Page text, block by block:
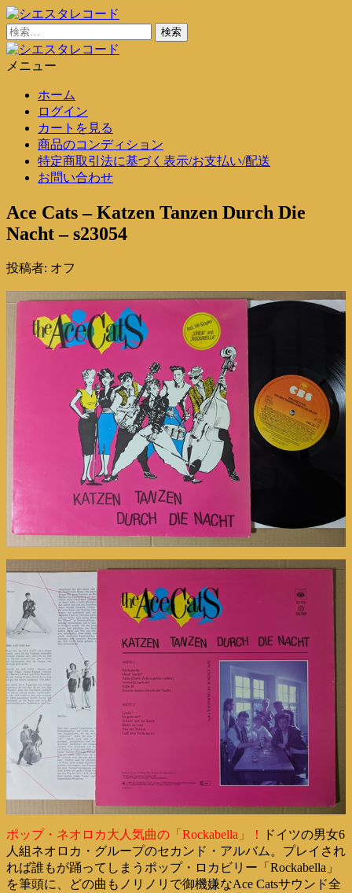
コ
ン
テ
ン
シエスタレコード
中古レコード通販
検
索:
メニュー
ホーム
ログイン
カートを見る
商品のコンディション
特定商取引法に基づく表示/お支払い/配送
お問い合わせ
Ace Cats – Katzen Tanzen Durch Die
Nacht – s23054
投稿者: オフ
ポップ・ネオロカ大人気曲の「Rockabella」！
ドイツの男女6
人組ネオロカ・グループのセカンド・アルバム。プレイされ
れば誰もが踊ってしまうポップ・ロカビリー「Rockabella」
を筆頭に、どの曲もノリノリで御機嫌なAce Catsサウンド全